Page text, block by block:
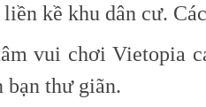
liền kề khu dân cư.
vui chơi Vietopia
bạn thư giãn.